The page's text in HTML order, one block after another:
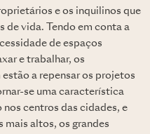
e os inquilinos que
de vida. Tendo em conta a
de espaços
e trabalhar, os
a repensar os projetos
se uma característica
centros das cidades, e
mais altos, os grandes